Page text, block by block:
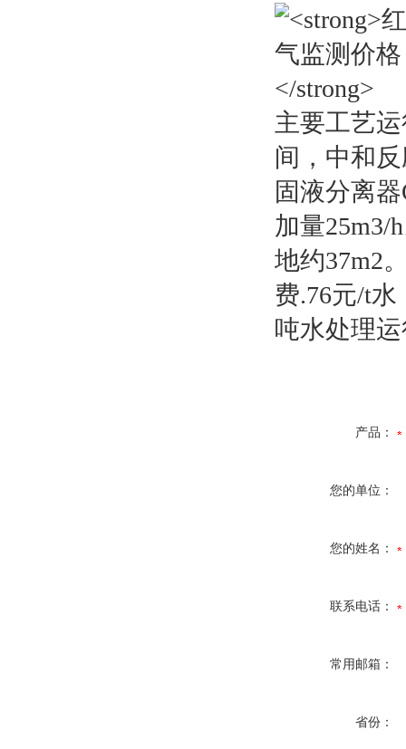
主要工艺
间，中和
固液分离
加量25m3/
地约37m2
费.76元/t
吨水处理
产品：
您的单位：
您的姓名：
联系电话：
常用邮箱：
省份：